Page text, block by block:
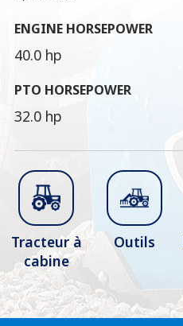
ENGINE HORSEPOWER
40.0 hp
PTO HORSEPOWER
32.0 hp
Tracteur à
cabine
Outils